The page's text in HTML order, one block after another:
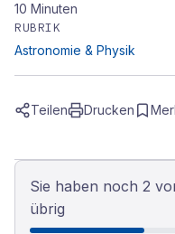
10 Minuten
RUBRIK
Astronomie & Physik
Teilen Drucken
Sie haben noch 2
übrig